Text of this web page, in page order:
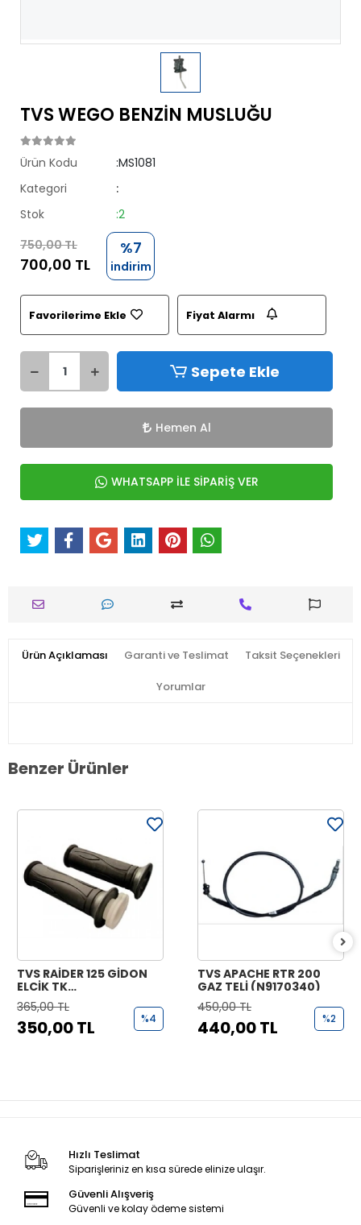
TVS WEGO BENZİN MUSLUĞU
Ürün Kodu
:MS1081
Kategori
:
Stok
:2
750,00 TL
700,00 TL
%7
indirim
Favorilerime Ekle Fiyat Alarmı
Sepete Ekle
Hemen Al
WHATSAPP İLE SİPARİŞ VER
Ürün Açıklaması Garanti ve Teslimat Taksit Seçenekleri
Yorumlar
Benzer Ürünler
TVS RAİDER 125 GİDON
ELCİK TK
(N9221070+N9221170)
365,00 TL
350,00 TL %4
TVS APACHE RTR 200
GAZ TELİ (N9170340)
450,00 TL
440,00 TL %2
Hızlı Teslimat
Siparişleriniz en kısa sürede elinize ulaşır.
Güvenli Alışveriş
Güvenli ve kolay ödeme sistemi